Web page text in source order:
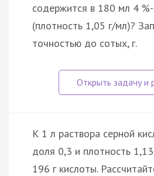
содержится в 180 мл 4 %-
(плотность 1,05 г/мл)?
точностью до сотых, г.
К 1 л раствора серной
доля 0,3 и плотность
196 г кислоты.